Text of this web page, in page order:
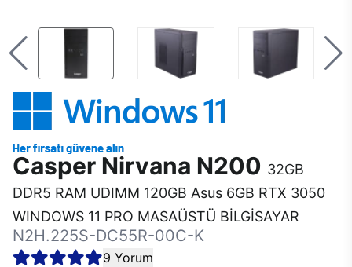
Casper Nirvana N200 32GB
DDR5 RAM UDIMM 120GB Asus 6GB RTX 3050
WINDOWS 11 PRO MASAÜSTÜ BİLGİSAYAR
N2H.225S-DC55R-00C-K
9 Yorum